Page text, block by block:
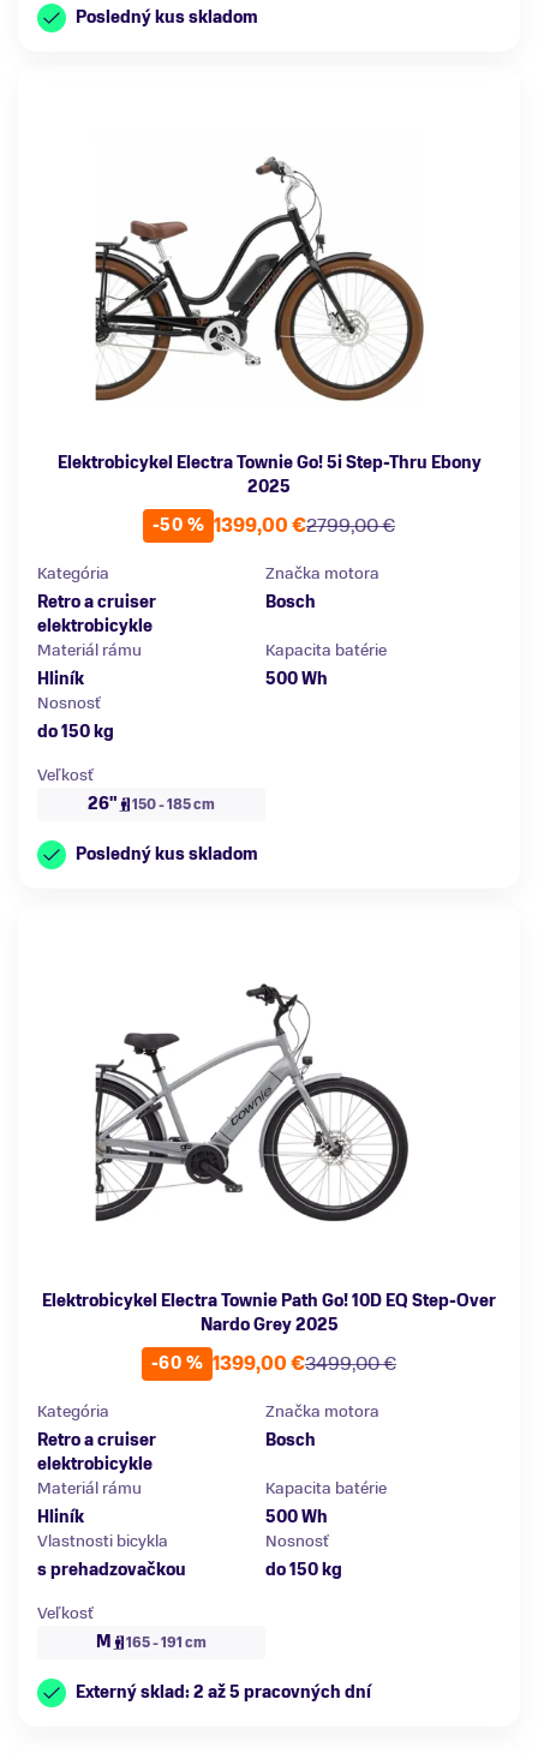
Posledný kus skladom
Elektrobicykel Electra Townie Go! 5i Step-Thru Ebony
2025
-50 %
2799,00 €
1399,00 €
Kategória
Retro a cruiser
elektrobicykle
Značka motora
Bosch
Materiál rámu
Hliník
Kapacita batérie
500 Wh
Nosnosť
do 150 kg
Veľkosť
26"
150 - 185 cm
Posledný kus skladom
Elektrobicykel Electra Townie Path Go! 10D EQ Step-Over
Nardo Grey 2025
-60 %
3499,00 €
1399,00 €
Kategória
Retro a cruiser
elektrobicykle
Značka motora
Bosch
Materiál rámu
Hliník
Kapacita batérie
500 Wh
Vlastnosti bicykla
s prehadzovačkou
Nosnosť
do 150 kg
Veľkosť
M
165 - 191 cm
Externý sklad: 2 až 5 pracovných dní